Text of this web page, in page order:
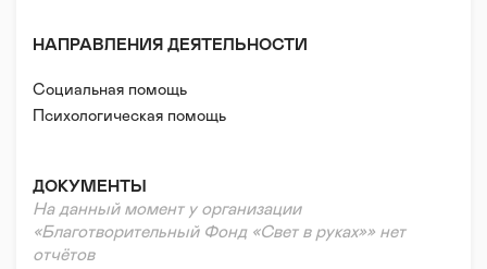
консультации, а так же проводим группы поддержки,
остальных членов семьи. Есть отдельные группы
поддержки для пап, а так же группы для тех, кто
Вторым важным направлением работы Фонда
является взаимодействие с медицинскими
учреждениями. Фонд проводит обучающие
мероприятия для медперсонала по взаимодействию
с пациентами в ситуации перинатальной утраты. А
НАПРАВЛЕНИЯ ДЕЯТЕЛЬНОСТИ
Социальная помощь
Психологическая помощь
ДОКУМЕНТЫ
На данный момент у организации
«Благотворительный Фонд «Свет в руках»» нет
отчётов